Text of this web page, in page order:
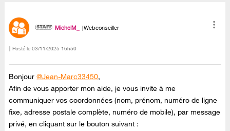
MichelM_ Webconseiller
Posté le ‎03/11/2025 16h50
Bonjour@Jean-Marc33450,
Afin de vous apporter mon aide, je vous invite à me
communiquer vos coordonnées (nom, prénom, numéro de ligne
fixe, adresse postale complète, numéro de mobile), par message
privé, en cliquant sur le bouton suivant :